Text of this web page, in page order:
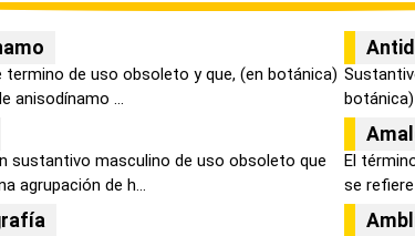
termino de uso obsoleto y que, (en botánica)
anisodínamo ...
sustantivo masculino de uso obsoleto que
agrupación de h...
El
se